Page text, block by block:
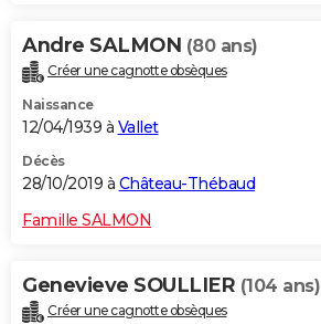
Andre SALMON (80 ans)
Créer une cagnotte obsèques
Naissance
12/04/1939 à Vallet
Décès
28/10/2019 à Château-Thébaud
Famille SALMON
Genevieve SOULLIER (104 ans)
Créer une cagnotte obsèques